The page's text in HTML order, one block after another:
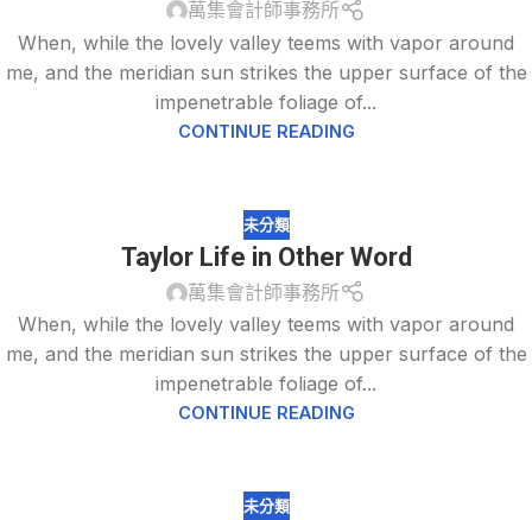
萬集會計師事務所
When, while the lovely valley teems with vapor around
me, and the meridian sun strikes the upper surface of the
impenetrable foliage of...
CONTINUE READING
未分類
Taylor Life in Other Word
萬集會計師事務所
When, while the lovely valley teems with vapor around
me, and the meridian sun strikes the upper surface of the
impenetrable foliage of...
CONTINUE READING
未分類